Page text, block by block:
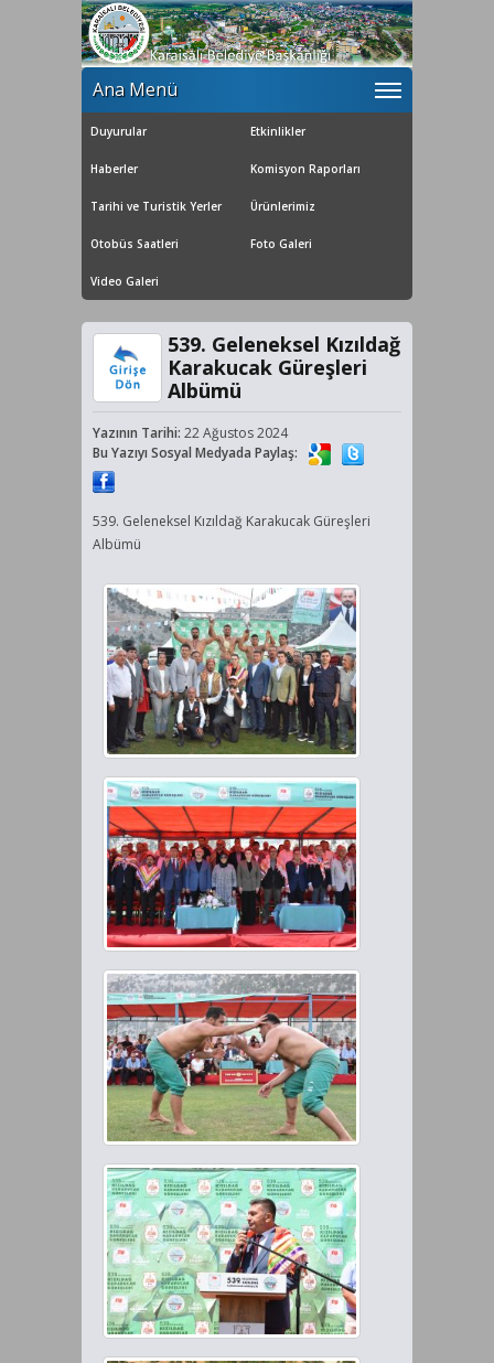
Ana Menü
Duyurular Etkinlikler
Haberler Komisyon Raporları
Tarihi ve Turistik Yerler Ürünlerimiz
Otobüs Saatleri Foto Galeri
Video Galeri
539. Geleneksel Kızıldağ
Karakucak Güreşleri
Albümü
Yazının Tarihi: 22 Ağustos 2024
Bu Yazıyı Sosyal Medyada Paylaş:
539. Geleneksel Kızıldağ Karakucak Güreşleri
Albümü